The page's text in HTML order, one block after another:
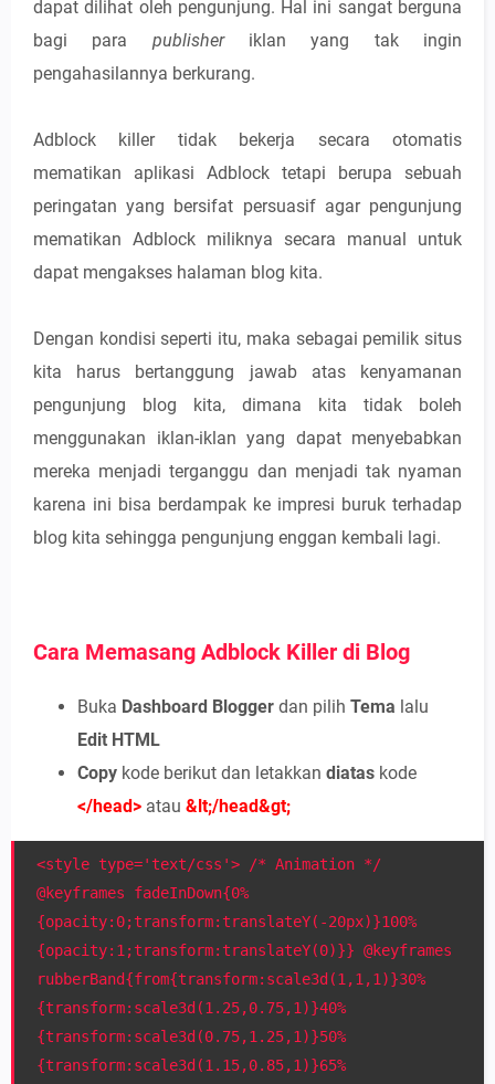
dapat dilihat oleh pengunjung. Hal ini sangat berguna
bagi para publisher iklan yang tak ingin
pengahasilannya berkurang.
Adblock killer tidak bekerja secara otomatis
mematikan aplikasi Adblock tetapi berupa sebuah
peringatan yang bersifat persuasif agar pengunjung
mematikan Adblock miliknya secara manual untuk
dapat mengakses halaman blog kita.
Dengan kondisi seperti itu, maka sebagai pemilik situs
kita harus bertanggung jawab atas kenyamanan
pengunjung blog kita, dimana kita tidak boleh
menggunakan iklan-iklan yang dapat menyebabkan
mereka menjadi terganggu dan menjadi tak nyaman
karena ini bisa berdampak ke impresi buruk terhadap
blog kita sehingga pengunjung enggan kembali lagi.
Cara Memasang Adblock Killer di Blog
Buka Dashboard Blogger dan pilih Tema lalu
Edit HTML
Copy kode berikut dan letakkan diatas kode
</head> atau &lt;/head&gt;
<style type='text/css'> /* Animation */
@keyframes fadeInDown{0%
{opacity:0;transform:translateY(-20px)}100%
{opacity:1;transform:translateY(0)}} @keyframes
rubberBand{from{transform:scale3d(1,1,1)}30%
{transform:scale3d(1.25,0.75,1)}40%
{transform:scale3d(0.75,1.25,1)}50%
{transform:scale3d(1.15,0.85,1)}65%